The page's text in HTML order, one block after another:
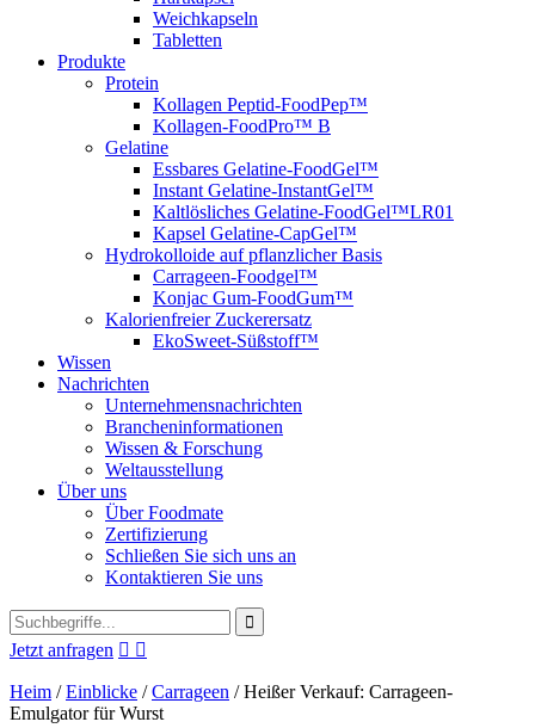
Weichkapseln
Tabletten
Produkte
Protein
Kollagen Peptid-FoodPep™
Kollagen-FoodPro™ B
Gelatine
Essbares Gelatine-FoodGel™
Instant Gelatine-InstantGel™
Kaltlösliches Gelatine-FoodGel™LR01
Kapsel Gelatine-CapGel™
Hydrokolloide auf pflanzlicher Basis
Carrageen-Foodgel™
Konjac Gum-FoodGum™
Kalorienfreier Zuckerersatz
EkoSweet-Süßstoff™
Wissen
Nachrichten
Unternehmensnachrichten
Brancheninformationen
Wissen & Forschung
Weltausstellung
Über uns
Über Foodmate
Zertifizierung
Schließen Sie sich uns an
Kontaktieren Sie uns
Jetzt anfragen  
Heim /Einblicke /Carrageen /Heißer Verkauf: Carrageen-
Emulgator für Wurst